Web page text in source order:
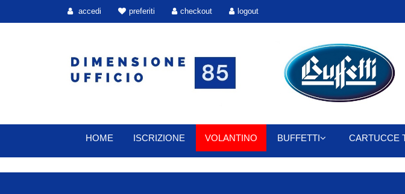
accedi preferiti checkout logout
HOME ISCRIZIONE VOLANTINO BUFFETTI CARTUCCE